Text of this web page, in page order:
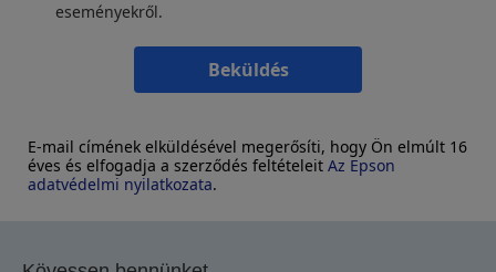
eseményekről.
Beküldés
E-mail címének elküldésével megerősíti, hogy Ön elmúlt 16
éves és elfogadja a szerződés feltételeit Az Epson
adatvédelmi nyilatkozata.